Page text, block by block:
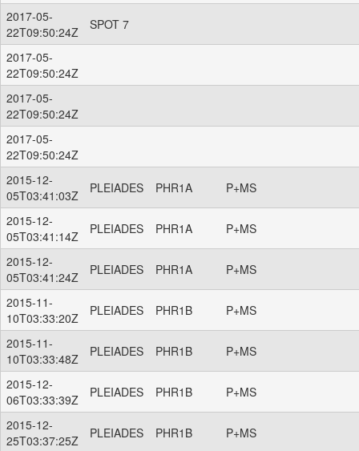
2017-05-
22T09:50:24Z
SPOT 7
2017-05-
22T09:50:24Z
2017-05-
22T09:50:24Z
2017-05-
22T09:50:24Z
2015-12-
05T03:41:03Z
PLEIADES PHR1A P+MS
2015-12-
05T03:41:14Z
PLEIADES PHR1A P+MS
2015-12-
05T03:41:24Z
PLEIADES PHR1A P+MS
2015-11-
10T03:33:20Z
PLEIADES PHR1B P+MS
2015-11-
10T03:33:48Z
PLEIADES PHR1B P+MS
2015-12-
06T03:33:39Z
PLEIADES PHR1B P+MS
2015-12-
25T03:37:25Z
PLEIADES PHR1B P+MS